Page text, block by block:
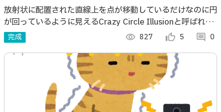
放射状に配置された直線上を点が移動しているだけなのに円
が回っているように見えるCrazy Circle Illusionと呼ばれて
いる錯視があります。これをLEDテープを使って再現してみ
ました。
完成 visibility 827 thumb_up_alt 5 comment 0